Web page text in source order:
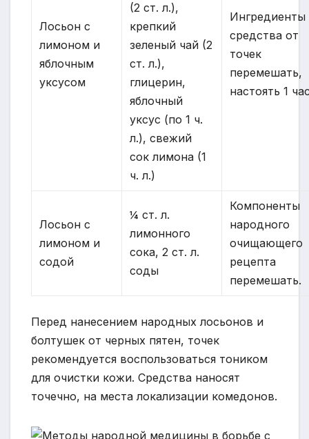
Лосьон с
лимоном и
яблочным
уксусом
(2 ст. л.),
крепкий
зеленый чай (2
ст. л.),
глицерин,
яблочный
уксус (по 1 ч.
л.), свежий
сок лимона (1
ч. л.)
Ингредиенты
средства от
точек
перемешать,
настоять 1
Лосьон с
лимоном и
содой
¼ ст. л.
лимонного
сока, 2 ст. л.
соды
Компоненты
народного
очищающего
рецепта
перемешать.
Перед нанесением народных лосьонов и
болтушек от черных пятен, точек
рекомендуется воспользоваться тоником
для очистки кожи. Средства наносят
точечно, на места локализации комедонов.